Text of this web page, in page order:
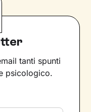
tanti spunti
psicologico.